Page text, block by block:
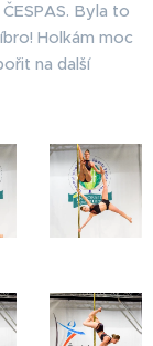
Byla to
Holkám moc
na další